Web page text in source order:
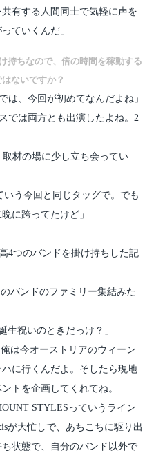
有する人間同士で気軽に声を
ていくんだ」
ちなので、倍の時間を稼動する
ないですか？
、今回が初めてなんだよね」
では両方とも出演したよね。2
取材の場に少し立ち会ってい
う今回と同じタッグで。でも
に跨ってたけど」
4つのバンドを掛け持ちした記
バンドのファミリー集結みた
祝いのときだっけ？」
は今オーストリアのウィーン
に行くんだよ。そしたら現地
トを企画してくれてね。
STYLESっていうライン
大忙しで、あちこちに駆り出
状態で、自分のバンド以外で